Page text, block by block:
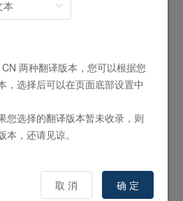
的特殊召唤1回合只能1次，②效果
己场上有「リィラ／
手牌特殊召唤。②：对手用卡的效
合，若自己场上有「イビルツイン
可以将墓地的这张卡除外发动。自
能有1次使用其中任意1个。①：
的陷阱卡送入墓地发动。将这张卡从
两种翻译版本，您可以根据您
，选择后可以在页面底部设置中
您选择的翻译版本暂未收录，则
，还请见谅。
取 消 确 定